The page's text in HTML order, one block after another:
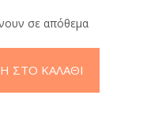
σε απόθεμα
ΣΤΟ ΚΑΛΆΘΙ